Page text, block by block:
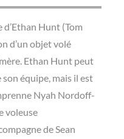
Hunt (Tom
d’un objet volé
Ethan Hunt peut
équipe, mais il est
Nyah Nordoff-
voleuse
de Sean